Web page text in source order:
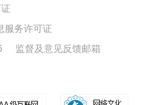
服务许可证
监督及意见反馈邮箱